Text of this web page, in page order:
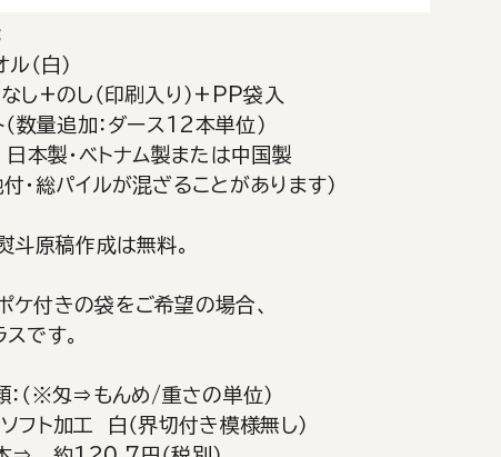
ル（白）
なし+のし（印刷入り）+PP袋入
（数量追加：ダース12本単位）
本製・ベトナム製または中国製
・総パイルが混ざることがあります）
斗原稿作成は無料。
ケ付きの袋をご希望の場合、
です。
：（※匁⇒もんめ/重さの単位）
ソフト加工 白（界切付き模様無し）